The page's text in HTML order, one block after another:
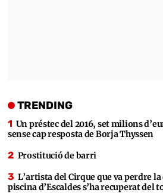
TRENDING
Un préstec del 2016, set milions
sense cap resposta de Borja Thyssen
Prostitució de barri
L’artista del Cirque que va perdre
piscina d’Escaldes s’ha recuperat del